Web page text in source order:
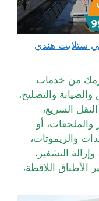
المطلاع 52227330 فني ستلايت هندي
من خدمات
والتصليح،
السريع،
والملحقات، أو
والريموتات،
التشفير،
اللاقطة،